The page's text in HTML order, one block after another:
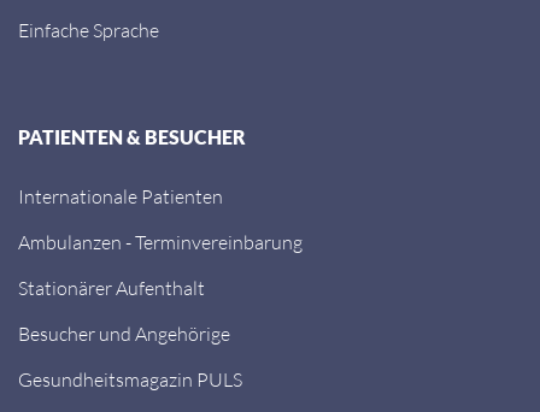
Einfache Sprache
PATIENTEN & BESUCHER
Internationale Patienten
Ambulanzen - Terminvereinbarung
Stationärer Aufenthalt
Besucher und Angehörige
Gesundheitsmagazin PULS